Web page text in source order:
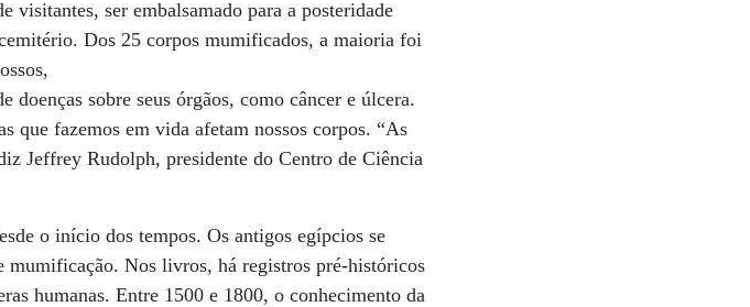
visitantes, ser embalsamado para a posteridade
Dos 25 corpos mumificados, a maioria foi
sobre seus órgãos, como câncer e úlcera.
que fazemos em vida afetam nossos corpos. “As
Jeffrey Rudolph, presidente do Centro de Ciência
o início dos tempos. Os antigos egípcios se
mumificação. Nos livros, há registros pré-históricos
humanas. Entre 1500 e 1800, o conhecimento da